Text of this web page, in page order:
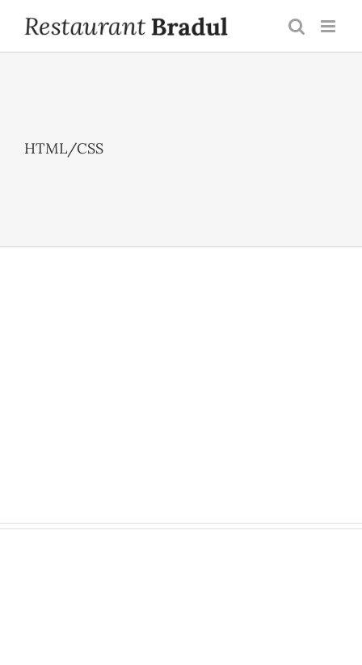
HTML/CSS